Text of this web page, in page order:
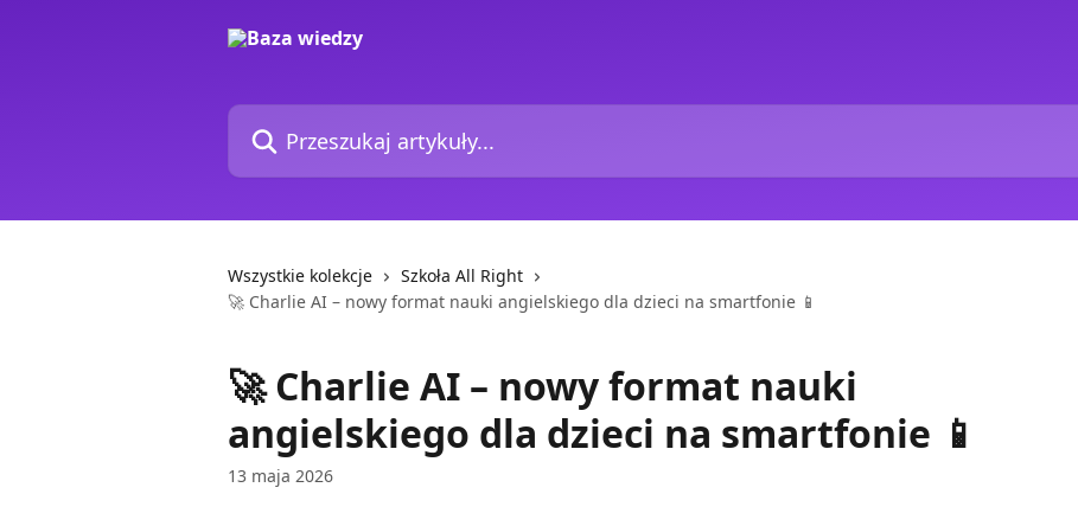
Przeszukaj artykuły...
Wszystkie kolekcje
Szkoła All Right
🚀 Charlie AI – nowy format nauki angielskiego dla dzieci na smartfonie 📱
🚀 Charlie AI – nowy format nauki
angielskiego dla dzieci na smartfonie 📱
13 maja 2026